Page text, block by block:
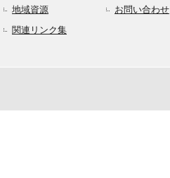
地域資源
関連リンク集
お問い合わせ